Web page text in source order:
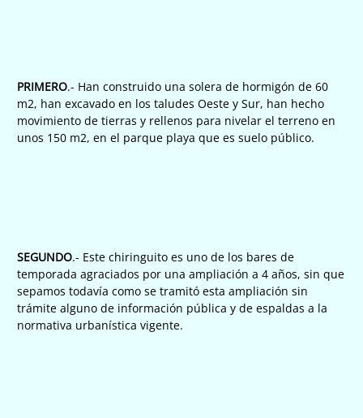
PRIMERO.- Han construido una solera de hormigón de 60
m2, han excavado en los taludes Oeste y Sur, han hecho
movimiento de tierras y rellenos para nivelar el terreno en
unos 150 m2, en el parque playa que es suelo público.
SEGUNDO.- Este chiringuito es uno de los bares de
temporada agraciados por una ampliación a 4 años, sin que
sepamos todavía como se tramitó esta ampliación sin
trámite alguno de información pública y de espaldas a la
normativa urbanística vigente.